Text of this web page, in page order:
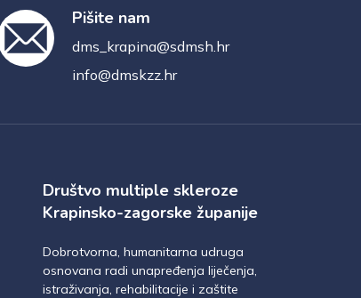
Pišite nam
dms_krapina@sdmsh.hr
info@dmskzz.hr
Društvo multiple skleroze
Krapinsko-zagorske županije
Dobrotvorna, humanitarna udruga
osnovana radi unapređenja liječenja,
istraživanja, rehabilitacije i zaštite